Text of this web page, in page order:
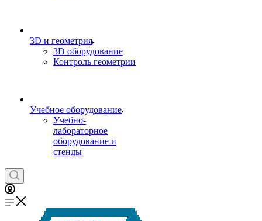
3D и геометрия
3D оборудование
Контроль геометрии
Учебное оборудование
Учебно-
лабораторное
оборудование и
стенды